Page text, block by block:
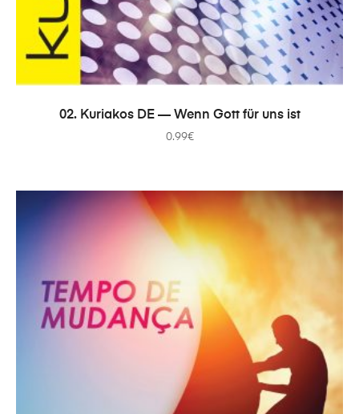
В КОРЗИНУ
02. Kuriakos DE — Wenn Gott für uns ist
0.99€